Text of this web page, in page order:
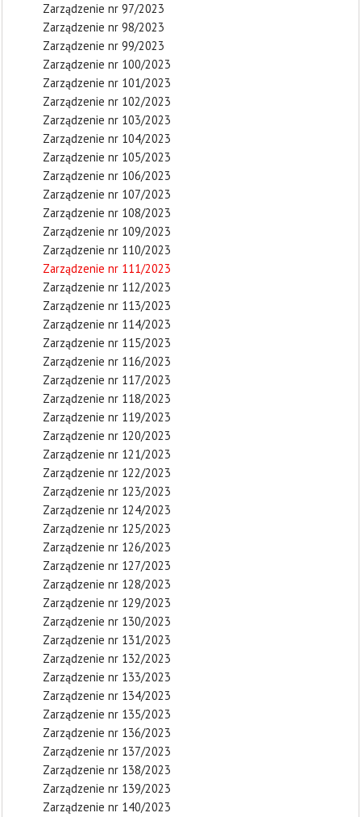
Zarządzenie nr 97/2023
Zarządzenie nr 98/2023
Zarządzenie nr 99/2023
Zarządzenie nr 100/2023
Zarządzenie nr 101/2023
Zarządzenie nr 102/2023
Zarządzenie nr 103/2023
Zarządzenie nr 104/2023
Zarządzenie nr 105/2023
Zarządzenie nr 106/2023
Zarządzenie nr 107/2023
Zarządzenie nr 108/2023
Zarządzenie nr 109/2023
Zarządzenie nr 110/2023
Zarządzenie nr 111/2023
Zarządzenie nr 112/2023
Zarządzenie nr 113/2023
Zarządzenie nr 114/2023
Zarządzenie nr 115/2023
Zarządzenie nr 116/2023
Zarządzenie nr 117/2023
Zarządzenie nr 118/2023
Zarządzenie nr 119/2023
Zarządzenie nr 120/2023
Zarządzenie nr 121/2023
Zarządzenie nr 122/2023
Zarządzenie nr 123/2023
Zarządzenie nr 124/2023
Zarządzenie nr 125/2023
Zarządzenie nr 126/2023
Zarządzenie nr 127/2023
Zarządzenie nr 128/2023
Zarządzenie nr 129/2023
Zarządzenie nr 130/2023
Zarządzenie nr 131/2023
Zarządzenie nr 132/2023
Zarządzenie nr 133/2023
Zarządzenie nr 134/2023
Zarządzenie nr 135/2023
Zarządzenie nr 136/2023
Zarządzenie nr 137/2023
Zarządzenie nr 138/2023
Zarządzenie nr 139/2023
Zarządzenie nr 140/2023